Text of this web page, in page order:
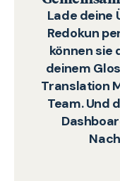
Lade deine
Redokun
können sie
deinem
Translation
Team. Und